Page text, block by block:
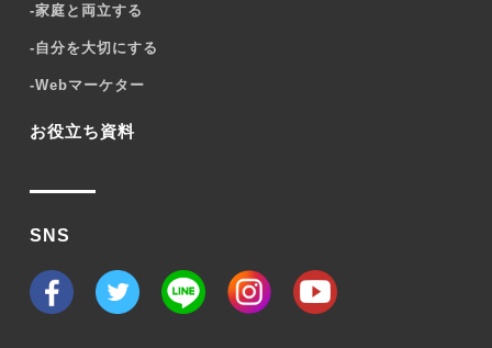
-家庭と両立する
-自分を大切にする
-Webマーケター
お役立ち資料
SNS